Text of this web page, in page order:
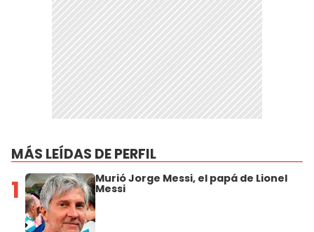
MÁS LEÍDAS DE PERFIL
1 Murió Jorge Messi, el papá de Lionel
Messi